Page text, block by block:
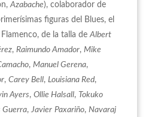
Azabache), colaborador de
figuras del Blues, el
Flamenco, de la talla deAlbert
, Raimundo Amador, Mike
, Manuel Gerena,
, Carey Bell, Louisiana Red,
Ayers, Ollie Halsall, Tokuko
Guerra, Javier Paxariño, Navaraj